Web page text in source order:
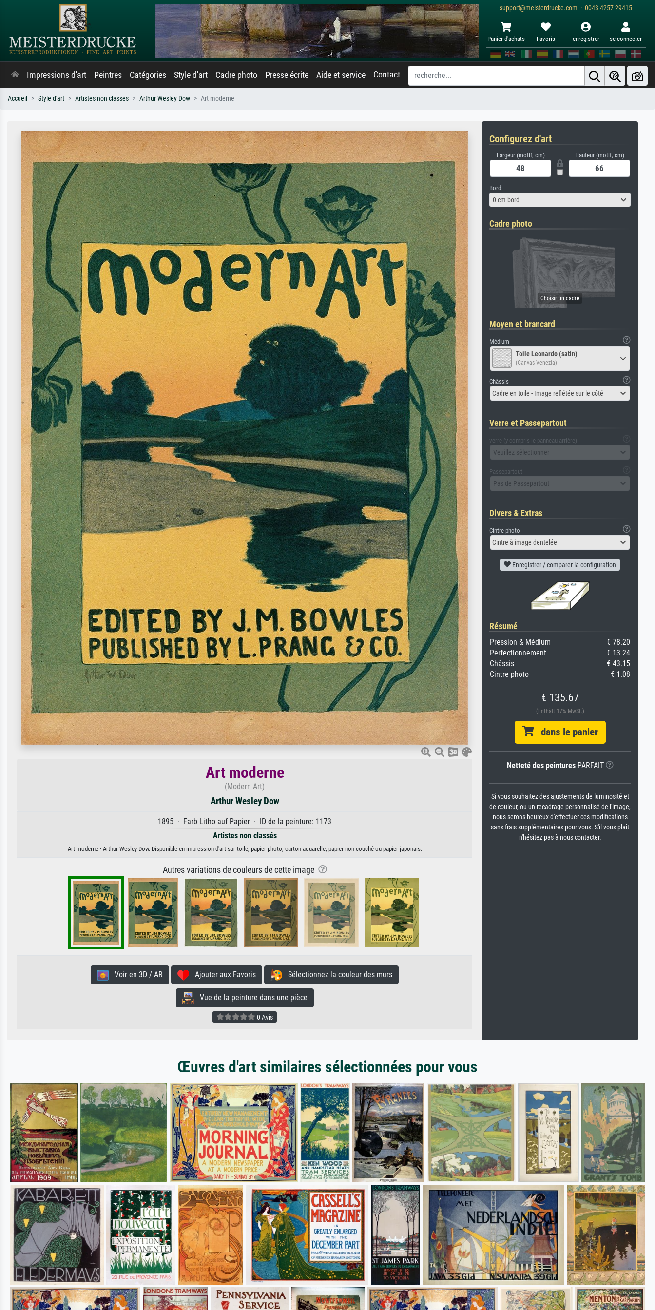
support@meisterdrucke.com · 0043 4257 29415
Panier d'achats Favoris enregistrer se connecter
Impressions d'art Peintres Catégories Style d'art Cadre photo Presse écrite Aide et service Contact
Accueil Style d'art Artistes non classés Arthur Wesley Dow Art moderne
Art moderne
(Modern Art)
Arthur Wesley Dow
1895 · Farb Litho auf Papier · ID de la peinture: 1173
Artistes non classés
Art moderne · Arthur Wesley Dow. Disponible en impression d'art sur toile, papier photo, carton aquarelle, papier non couché ou papier japonais.
Autres variations de couleurs de cette image
Voir en 3D / AR Ajouter aux Favoris Sélectionnez la couleur des murs
Vue de la peinture dans une pièce
0 Avis
Configurez d'art
Largeur (motif, cm) Hauteur (motif, cm)
Bord
0 cm bord
Cadre photo
Moyen et brancard
Médium
Toile Leonardo (satin)
(Canvas Venezia)
Châssis
Cadre en toile - Image reflétée sur le côté
Verre et Passepartout
verre (y compris le panneau arrière)
Veuillez sélectionner
Passepartout
Pas de Passepartout
Divers & Extras
Cintre photo
Cintre à image dentelée
Enregistrer / comparer la configuration
Résumé
Pression & Médium
€ 78.20
Perfectionnement
€ 13.24
Châssis
€ 43.15
Cintre photo
€ 1.08
€ 135.67
(Enthält 17% MwSt.)
dans le panier
Netteté des peinturesPARFAIT
Si vous souhaitez des ajustements de luminosité et
de couleur, ou un recadrage personnalisé de l'image,
nous serons heureux d'effectuer ces modifications
sans frais supplémentaires pour vous. S'il vous plaît
n'hésitez pas à nous contacter.
Œuvres d'art similaires sélectionnées pour vous